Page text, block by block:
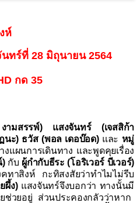
ห์
นทร์ที่ 28 มิถุนายน 2564
กด 35
มสรรพ์) แสงจันทร์ (เจสสิก้า
ะ) ธวัส (พอล เดอบ๊อด) และ หมู่
งแผนการเดินทาง และพูดคุยเรื่อง
) กับ ผู้กำกับธีระ (โอริเวอร์ บีเวอร์)
คทาสิงห์ กะทิสงสัยว่าทำไมไม่รีบ
ผึ้ง) แสงจันทร์จึงบอกว่า ทางนั้นมี
ช่วยอยู่ ส่วนประคองกลัวว่าหาก